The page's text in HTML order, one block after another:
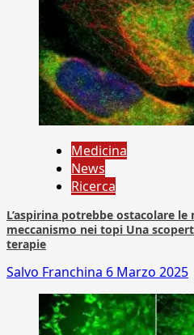
Medicina
News
Ricerca
L’aspirina potrebbe ostacolare
meccanismo nei topi Una
terapie
Salvo Franchina 6 Marzo 2025